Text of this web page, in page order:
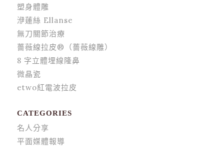
塑身體雕
洢蓮絲 Ellanse
無刀關節治療
薔薇線拉皮®（薔薇線雕）
8 字立體埋線隆鼻
微晶瓷
etwo紅電波拉皮
CATEGORIES
名人分享
平面媒體報導